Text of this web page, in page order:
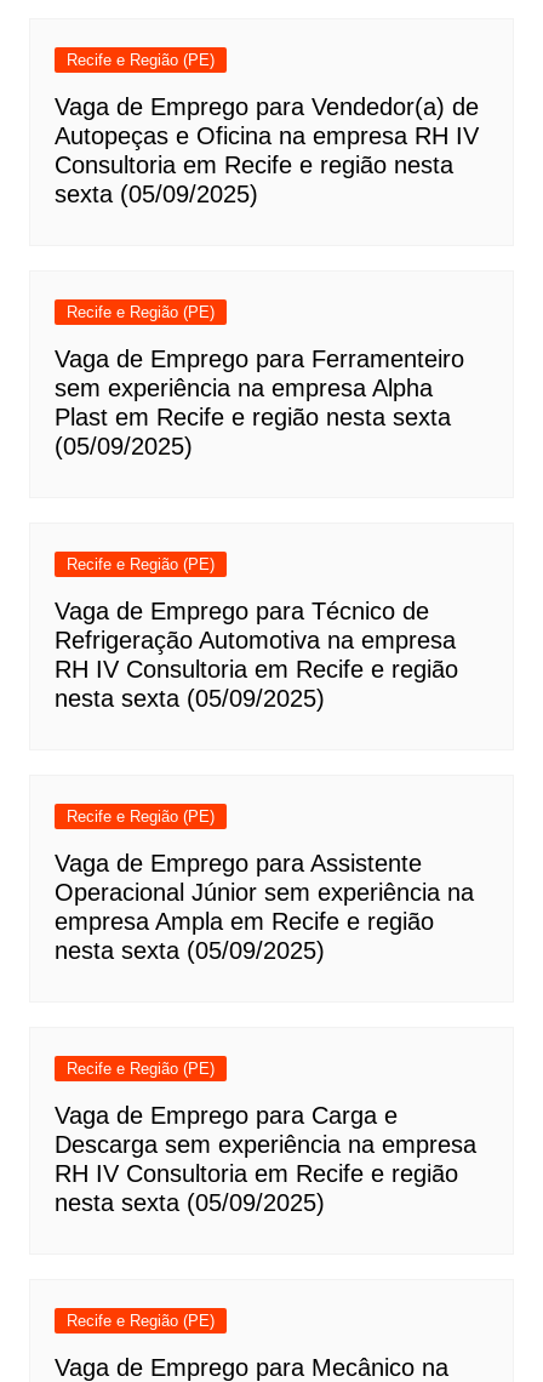
Recife e Região (PE)
Vaga de Emprego para Vendedor(a) de
Autopeças e Oficina na empresa RH IV
Consultoria em Recife e região nesta
sexta (05/09/2025)
Recife e Região (PE)
Vaga de Emprego para Ferramenteiro
sem experiência na empresa Alpha
Plast em Recife e região nesta sexta
(05/09/2025)
Recife e Região (PE)
Vaga de Emprego para Técnico de
Refrigeração Automotiva na empresa
RH IV Consultoria em Recife e região
nesta sexta (05/09/2025)
Recife e Região (PE)
Vaga de Emprego para Assistente
Operacional Júnior sem experiência na
empresa Ampla em Recife e região
nesta sexta (05/09/2025)
Recife e Região (PE)
Vaga de Emprego para Carga e
Descarga sem experiência na empresa
RH IV Consultoria em Recife e região
nesta sexta (05/09/2025)
Recife e Região (PE)
Vaga de Emprego para Mecânico na